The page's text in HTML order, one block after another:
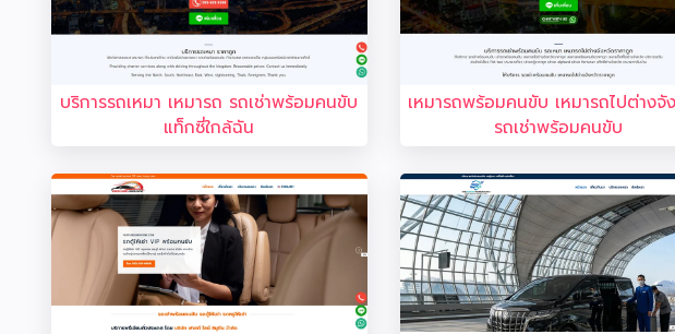
บริการรถเหมา เหมารถ รถเช่าพร้อมคนขับ
แท็กซี่ใกล้ฉัน
เหมารถพร้อมคนขับ เหมารถไปต่างจั
รถเช่าพร้อมคนขับ